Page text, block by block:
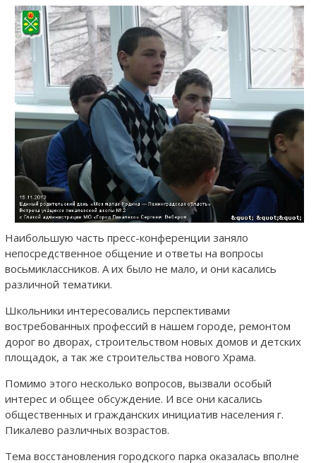
Наибольшую часть пресс-конференции заняло
непосредственное общение и ответы на вопросы
восьмиклассников. А их было не мало, и они касались
различной тематики.
Школьники интересовались перспективами
востребованных профессий в нашем городе, ремонтом
дорог во дворах, строительством новых домов и детских
площадок, а так же строительства нового Храма.
Помимо этого несколько вопросов, вызвали особый
интерес и общее обсуждение. И все они касались
общественных и гражданских инициатив населения г.
Пикалево различных возрастов.
Тема восстановления городского парка оказалась вполне